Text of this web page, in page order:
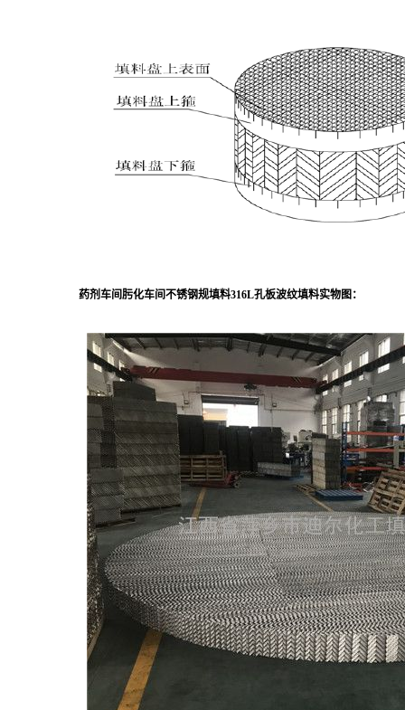
药剂车间肟化车间不锈钢规填料316L孔板波纹填料实物图：